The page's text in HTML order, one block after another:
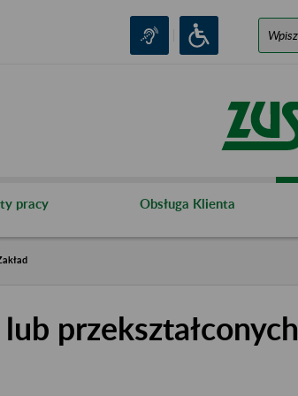
pracy Obsługa Klienta
przekształconych